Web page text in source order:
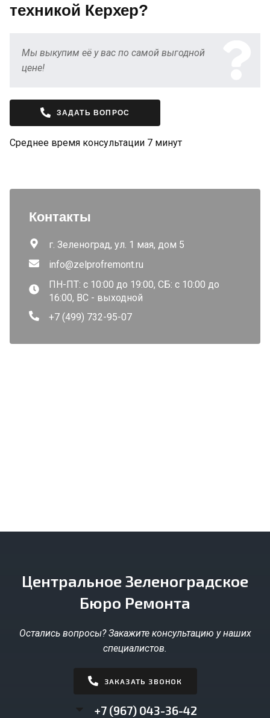
техникой Керхер?
Мы выкупим её у вас по самой выгодной
цене!
ЗАДАТЬ ВОПРОС
Среднее время консультации 7 минут
Контакты
г. Зеленоград, ул. 1 мая, дом 5
info@zelprofremont.ru
ПН-ПТ: с 10:00 до 19:00, СБ: с 10:00 до
16:00, ВС - выходной
+7 (499) 732-95-07
Центральное Зеленоградское
Бюро Ремонта
Остались вопросы? Закажите консультацию у наших
специалистов.
ЗАКАЗАТЬ ЗВОНОК
+7 (967) 043-36-42